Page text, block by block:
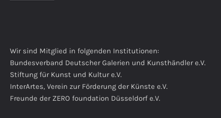
Wir sind Mitglied in folgenden Institutionen:
Bundesverband Deutscher Galerien und Kunsthändler e.V.
Stiftung für Kunst und Kultur e.V.
InterArtes, Verein zur Förderung der Künste e.V.
Freunde der ZERO foundation Düsseldorf e.V.